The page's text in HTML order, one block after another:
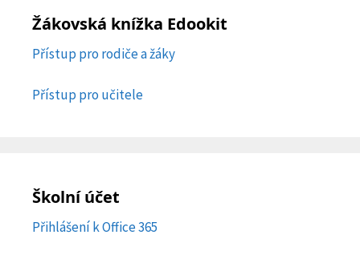
Žákovská knížka Edookit
Přístup pro rodiče a žáky
Přístup pro učitele
Školní účet
Přihlášení k Office 365